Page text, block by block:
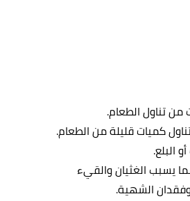
تناول الطعام.
كميات قليلة من الطعام.
البلع.
يسبب الغثيان والقيء
الشهية.